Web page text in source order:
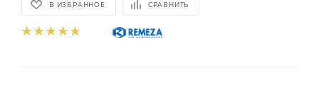
В ИЗБРАННОЕ СРАВНИТЬ